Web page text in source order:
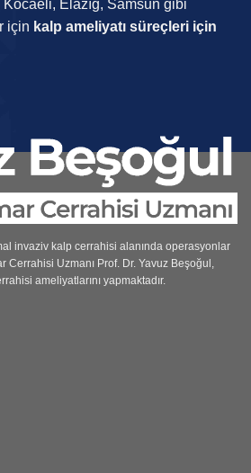
Elazığ, Samsun gibi
için kalp ameliyatı süreçleri için
invaziv kalp cerrahisi alanında operasyonlar
Cerrahisi Uzmanı Prof. Dr. Yavuz Beşoğul,
ameliyatlarını yapmaktadır.